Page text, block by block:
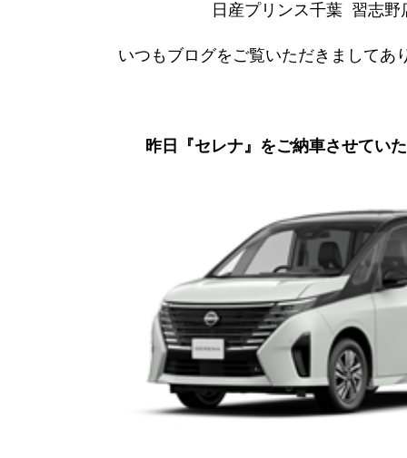
日産プリンス千葉 習志野
いつもブログをご覧いただきましてあ
昨日『セレナ』をご納車させてい